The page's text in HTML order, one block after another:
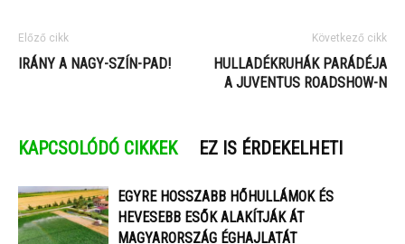
Előző cikk
IRÁNY A NAGY-SZÍN-PAD!
Következő cikk
HULLADÉKRUHÁK PARÁDÉJA
A JUVENTUS ROADSHOW-N
KAPCSOLÓDÓ CIKKEK EZ IS ÉRDEKELHETI
EGYRE HOSSZABB HŐHULLÁMOK ÉS
HEVESEBB ESŐK ALAKÍTJÁK ÁT
MAGYARORSZÁG ÉGHAJLATÁT